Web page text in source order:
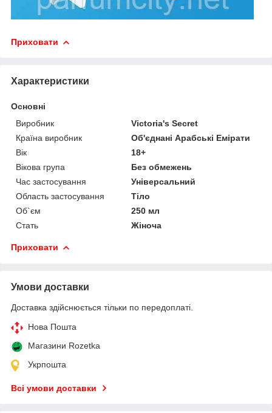
Приховати
Характеристики
Основні
Виробник
Victoria's Secret
Країна виробник
Об'єднані Арабські Емірати
Вік
18+
Вікова група
Без обмежень
Час застосування
Універсальний
Область застосування
Тіло
Об`єм
250 мл
Стать
Жіноча
Приховати
Умови доставки
Доставка здійснюється тільки по передоплаті.
Нова Пошта
Магазини Rozetka
Укрпошта
Всі умови доставки